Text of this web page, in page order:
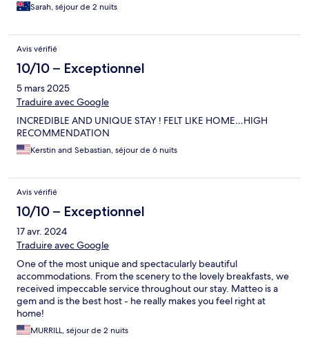
Sarah, séjour de 2 nuits
Avis vérifié
10/10 – Exceptionnel
5 mars 2025
Traduire avec Google
INCREDIBLE AND UNIQUE STAY ! FELT LIKE HOME…HIGH
RECOMMENDATION
Kerstin and Sebastian, séjour de 6 nuits
Avis vérifié
10/10 – Exceptionnel
17 avr. 2024
Traduire avec Google
One of the most unique and spectacularly beautiful
accommodations. From the scenery to the lovely breakfasts, we
received impeccable service throughout our stay. Matteo is a
gem and is the best host - he really makes you feel right at
home!
MURRILL, séjour de 2 nuits